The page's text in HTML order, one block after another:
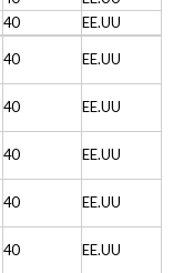
40
EE.UU
40 EE.UU
40 EE.UU
40 EE.UU
40 EE.UU
40 EE.UU